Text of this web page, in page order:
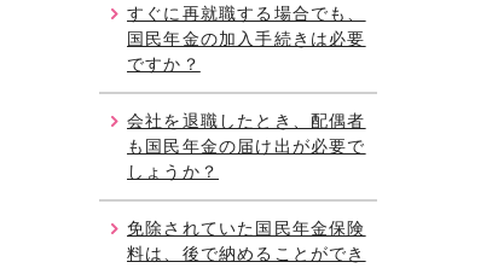
すぐに再就職する場合でも、
国民年金の加入手続きは必要
ですか？
会社を退職したとき、配偶者
も国民年金の届け出が必要で
しょうか？
免除されていた国民年金保険
料は、後で納めることができ